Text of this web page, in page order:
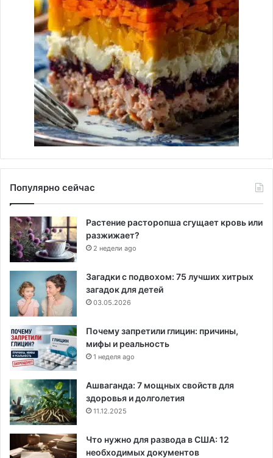
Популярно сейчас
Растение расторопша сгущает кровь или
разжижает?
2 недели ago
Загадки с подвохом: 75 лучших хитрых
загадок для детей
03.05.2026
Почему запретили глицин: причины,
мифы и реальность
1 неделя ago
Ашваганда: 7 мощных свойств для
здоровья и долголетия
11.12.2025
Что нужно для развода в США: 12
необходимых документов